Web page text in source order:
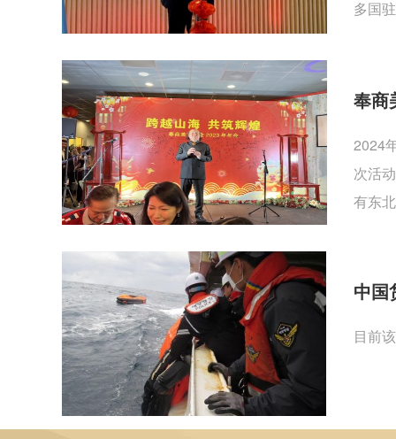
多国
奉商
2024
次活
有东
中国
目前